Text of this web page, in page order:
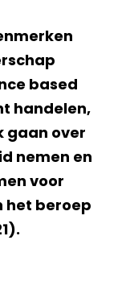
based
handelen,
gaan over
nemen en
voor
het beroep